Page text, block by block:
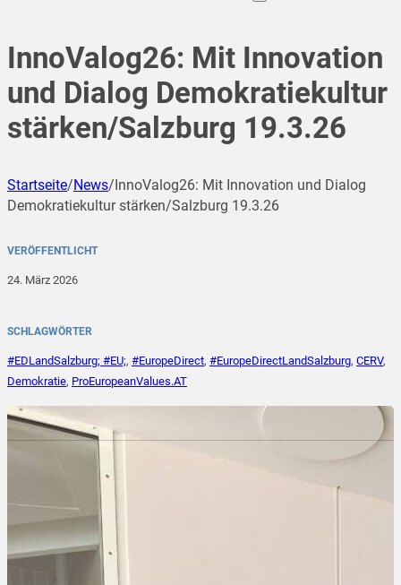
InnoValog26: Mit Innovation
und Dialog Demokratiekultur
stärken/Salzburg 19.3.26
Startseite/News/InnoValog26: Mit Innovation und Dialog
Demokratiekultur stärken/Salzburg 19.3.26
VERÖFFENTLICHT
24. März 2026
SCHLAGWÖRTER
#EDLandSalzburg; #EU;, #EuropeDirect, #EuropeDirectLandSalzburg, CERV,
Demokratie, ProEuropeanValues.AT